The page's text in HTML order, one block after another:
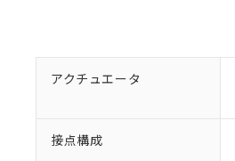
アクチュエータ
接点構成